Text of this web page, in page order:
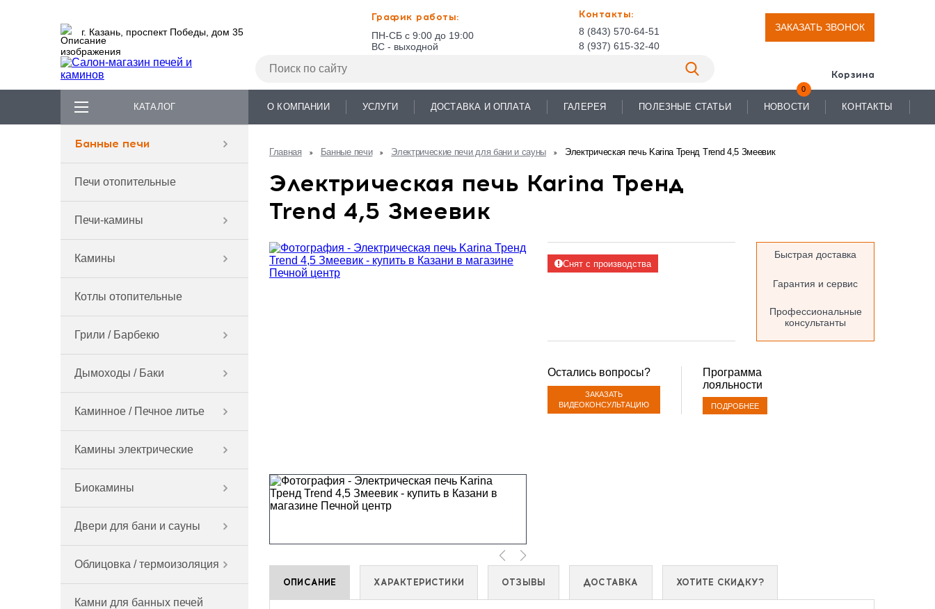
г. Казань, проспект Победы, дом 35
График работы:
ПН-СБ с 9:00 до 19:00
ВС - выходной
Контакты:
8 (843) 570-64-51
8 (937) 615-32-40
ЗАКАЗАТЬ ЗВОНОК
0
Корзина
КАТАЛОГ О КОМПАНИИ УСЛУГИ ДОСТАВКА И ОПЛАТА ГАЛЕРЕЯ ПОЛЕЗНЫЕ СТАТЬИ НОВОСТИ КОНТАКТЫ
Банные печи
Печи отопительные
Печи-камины
Камины
Котлы отопительные
Грили / Барбекю
Дымоходы / Баки
Каминное / Печное литье
Камины электрические
Биокамины
Двери для бани и сауны
Облицовка / термоизоляция
Камни для банных печей
Главная Банные печи Электрические печи для бани и сауны Электрическая печь Karina Тренд Trend 4,5 Змеевик
Электрическая печь Karina Тренд
Trend 4,5 Змеевик
Снят с производства
Быстрая доставка
Гарантия и сервис
Профессиональные
консультанты
Остались вопросы?
ЗАКАЗАТЬ
ВИДЕОКОНСУЛЬТАЦИЮ
Программа
лояльности
ПОДРОБНЕЕ
ОПИСАНИЕ ХАРАКТЕРИСТИКИ ОТЗЫВЫ ДОСТАВКА ХОТИТЕ СКИДКУ?